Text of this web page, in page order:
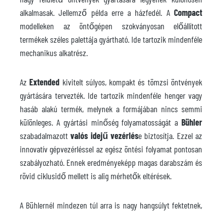
alkalmasak. Jellemző példa erre a házfedél. A Compact
modelleken az öntőgépen szokványosan előállított
termékek széles palettája gyártható. Ide tartozik mindenféle
mechanikus alkatrész.
AzExtended kivitelt súlyos, kompakt és tömzsi öntvények
gyártására tervezték. Ide tartozik mindenféle henger vagy
hasáb alakú termék, melynek a formájában nincs semmi
különleges. A gyártási minőség folyamatosságát a Bühler
szabadalmazottvalós idejű vezérlése biztosítja. Ezzel az
innovatív gépvezérléssel az egész öntési folyamat pontosan
szabályozható. Ennek eredményeképp magas darabszám és
rövid ciklusidő mellett is alig mérhetők eltérések.
A Bühlernél mindezen túl arra is nagy hangsúlyt fektetnek,